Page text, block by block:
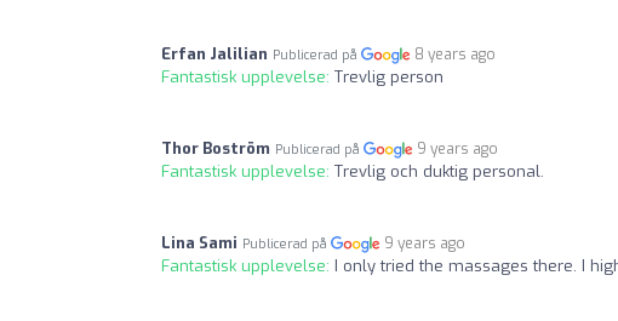
Erfan Jalilian Publicerad på 8 years ago
Fantastisk upplevelse: Trevlig person
Thor Boström Publicerad på 9 years ago
Fantastisk upplevelse: Trevlig och duktig personal.
Lina Sami Publicerad på 9 years ago
Fantastisk upplevelse: I only tried the massages there. I